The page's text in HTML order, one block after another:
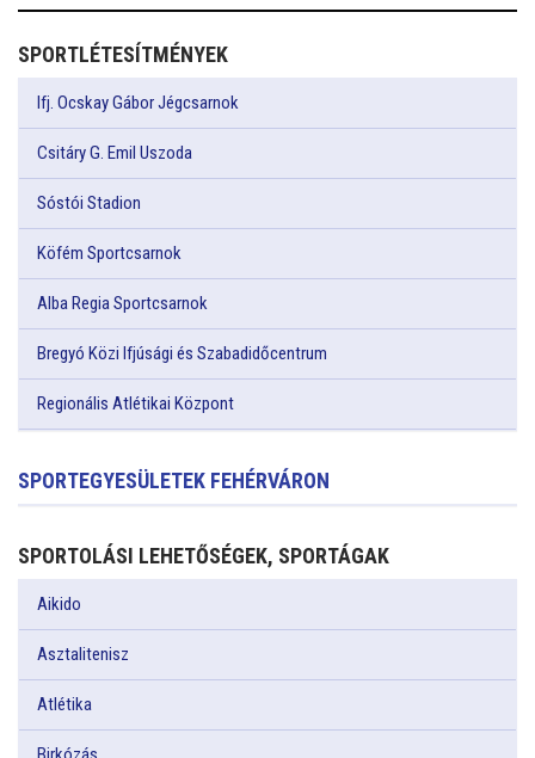
SPORTLÉTESÍTMÉNYEK
Ifj. Ocskay Gábor Jégcsarnok
Csitáry G. Emil Uszoda
Sóstói Stadion
Köfém Sportcsarnok
Alba Regia Sportcsarnok
Bregyó Közi Ifjúsági és Szabadidőcentrum
Regionális Atlétikai Központ
SPORTEGYESÜLETEK FEHÉRVÁRON
SPORTOLÁSI LEHETŐSÉGEK, SPORTÁGAK
Aikido
Asztalitenisz
Atlétika